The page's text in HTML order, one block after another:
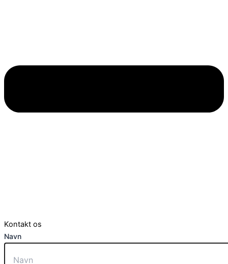
Kontakt os
Navn